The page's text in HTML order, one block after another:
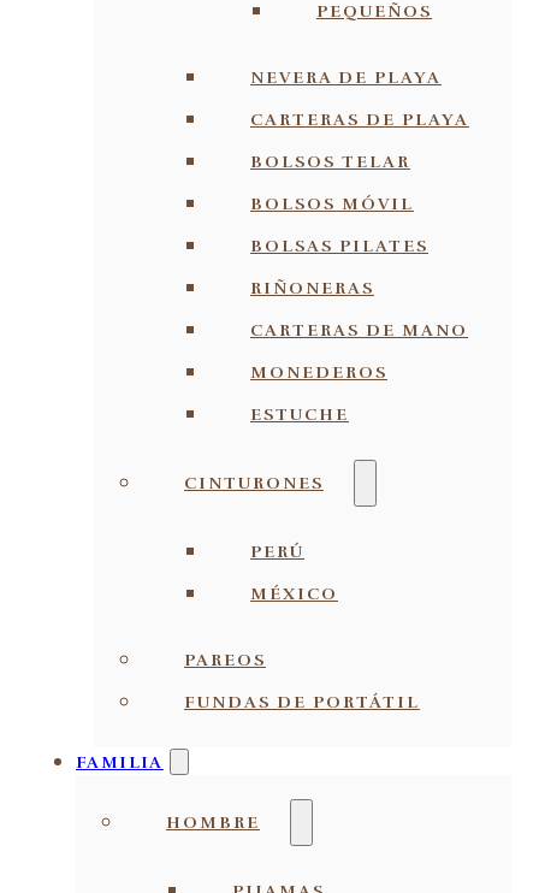
PEQUEÑOS
NEVERA DE PLAYA
CARTERAS DE PLAYA
BOLSOS TELAR
BOLSOS MÓVIL
BOLSAS PILATES
RIÑONERAS
CARTERAS DE MANO
MONEDEROS
ESTUCHE
CINTURONES
PERÚ
MÉXICO
PAREOS
FUNDAS DE PORTÁTIL
FAMILIA
HOMBRE